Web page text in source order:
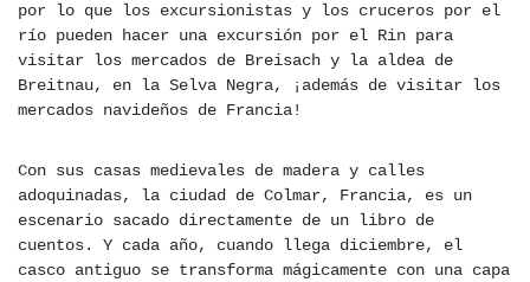
por lo que los excursionistas y los cruceros por el
río pueden hacer una excursión por el Rin para
visitar los mercados de Breisach y la aldea de
Breitnau, en la Selva Negra, ¡además de visitar los
mercados navideños de Francia!
Con sus casas medievales de madera y calles
adoquinadas, la ciudad de Colmar, Francia, es un
escenario sacado directamente de un libro de
cuentos. Y cada año, cuando llega diciembre, el
casco antiguo se transforma mágicamente con una capa